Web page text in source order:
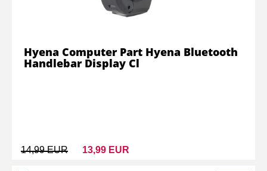
14,99 EUR 13,99 EUR
Hyena Computer Part Hyena Bluetooth
Handlebar Display Cl